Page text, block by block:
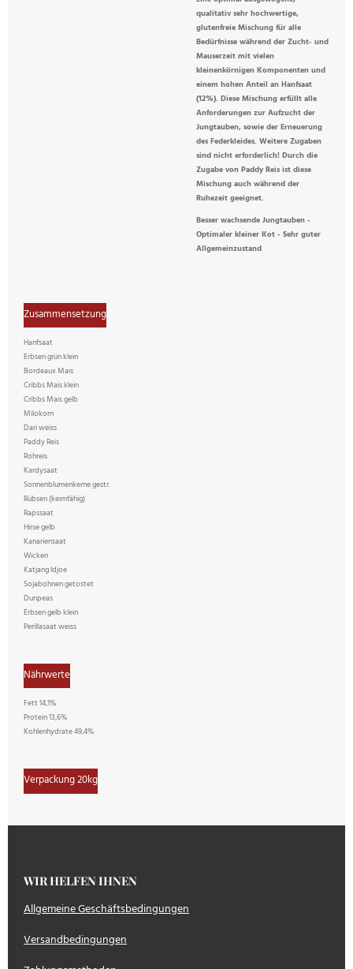
qualitativ sehr hochwertige,
glutenfreie Mischung für alle
Bedürfnisse während der Zucht- und
Mauserzeit mit vielen
kleinenkörnigen Komponenten und
einem hohen Anteil an Hanfsaat
(12%). Diese Mischung erfüllt alle
Anforderungen zur Aufzucht der
Jungtauben, sowie der Erneuerung
des Federkleides. Weitere Zugaben
sind nicht erforderlich! Durch die
Zugabe von Paddy Reis ist diese
Mischung auch während der
Ruhezeit geeignet.
Besser wachsende Jungtauben -
Optimaler kleiner Kot - Sehr guter
Allgemeinzustand
Zusammensetzung
Hanfsaat
Erbsen grün klein
Bordeaux Mais
Cribbs Mais klein
Cribbs Mais gelb
Milokorn
Dari weiss
Paddy Reis
Rohreis
Kardysaat
Sonnenblumenkerne gestr.
Rübsen (keimfähig)
Rapssaat
Hirse gelb
Kanariensaat
Wicken
Katjang Idjoe
Sojabohnen getostet
Dunpeas
Erbsen gelb klein
Perillasaat weiss
Nährwerte
Fett 14,1%
Protein 13,6%
Kohlenhydrate 49,4%
Verpackung 20kg
WIR HELFEN IHNEN
Allgemeine Geschäftsbedingungen
Versandbedingungen